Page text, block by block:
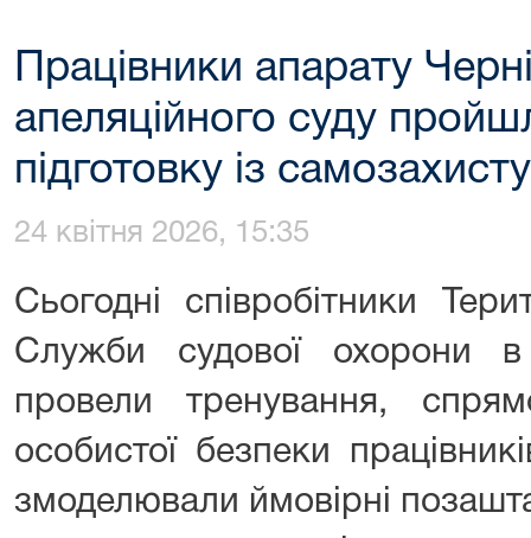
Працівники апарату
апеляційного суду
підготовку із самозахисту
24 квітня 2026, 15:35
Сьогодні співробітники
Служби судової охорони в
провели тренування,
особистої безпеки
змоделювали ймовірні